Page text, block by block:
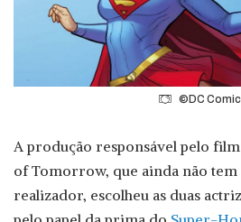
©DC
A produção responsável pelo
of Tomorrow, que ainda não tem
realizador, escolheu as duas